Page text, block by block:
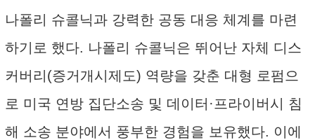
나폴리 슈콜닉과 강력한 공동 대응 체계를 마련
하기로 했다. 나폴리 슈콜닉은 뛰어난 자체 디스
커버리(증거개시제도) 역량을 갖춘 대형 로펌으
로 미국 연방 집단소송 및 데이터·프라이버시 침
해 소송 분야에서 풍부한 경험을 보유했다. 이에